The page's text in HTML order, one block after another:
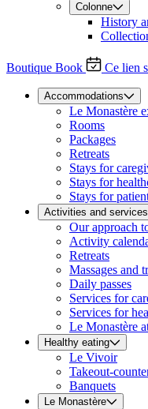
Colonne
History
Boutique Book Ce lien
Accommodations
Le Monastère
Rooms
Packages
Retreats
Stays for
Stays for
Stays for
Activities and services
Our approach
Activity
Retreats
Massages and
Daily passes
Services for
Services for
Le Monastère
Healthy eating
Le Vivoir
Takeout-
Banquets
Le Monastère